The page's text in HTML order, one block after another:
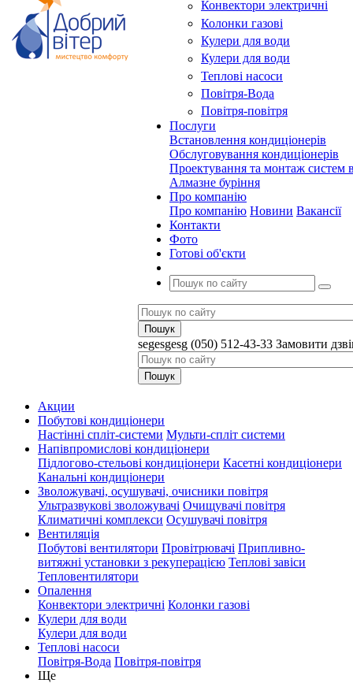
Конвектори электричні
Колонки газові
Кулери для води
Кулери для води
Теплові насоси
Повітря-Вода
Повітря-повітря
Послуги
Встановлення кондиціонерів
Обслуговування кондиціонерів
Проектування та монтаж систем
Алмазне буріння
Про компанію
Про компанію Новини Вакансії
Контакти
Фото
Готові об'єкти
segesgesg (050) 512-43-33 Замовити
Акции
Побутові кондиціонери
Настінні спліт-системи Мульти-спліт системи
Напівпромислові кондиціонери
Підлогово-стельові кондиціонери Касетні кондиціонери
Канальні кондиціонери
Зволожувачі, осушувачі, очисники повітря
Ультразвукові зволожувачі Очищувачі повітря
Климатичні комплекси Осушувачі повітря
Вентиляція
Побутові вентилятори Провітрювачі Припливно-
витяжні установки з рекуперацією Теплові завіси
Тепловентилятори
Опалення
Конвектори электричні Колонки газові
Кулери для води
Кулери для води
Теплові насоси
Повітря-Вода Повітря-повітря
Ще